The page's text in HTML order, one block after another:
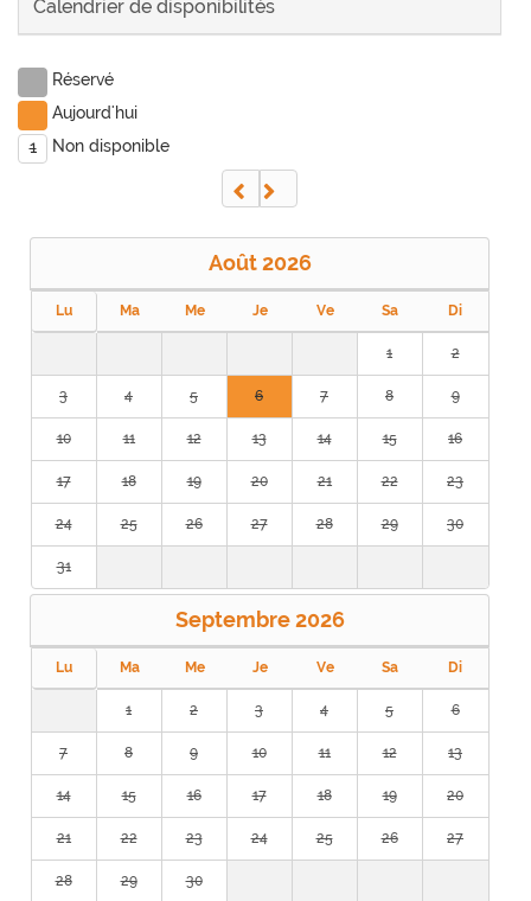
Calendrier de disponibilités
Réservé
Aujourd'hui
1
Non disponible
Août 2026
Lu Ma Me Je Ve Sa Di
1 2
3 4 5 6 7 8 9
10 11 12 13 14 15 16
17 18 19 20 21 22 23
24 25 26 27 28 29 30
31
Septembre 2026
Lu Ma Me Je Ve Sa Di
1 2 3 4 5 6
7 8 9 10 11 12 13
14 15 16 17 18 19 20
21 22 23 24 25 26 27
28 29 30